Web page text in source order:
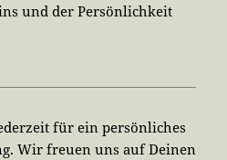
und der Persönlichkeit
für ein persönliches
Wir freuen uns auf Deinen